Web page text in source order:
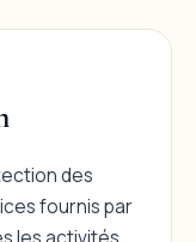
des
fournis par